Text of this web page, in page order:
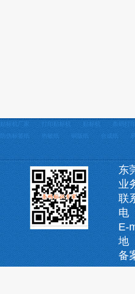
贴标机厂家 打印贴标机 贴标机 条码打印
防伪标签纸
热敏纸 合成纸
东
业
联
电
E-
地
备